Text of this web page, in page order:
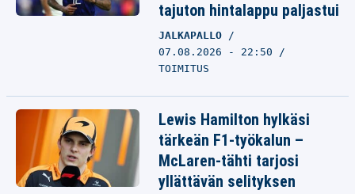
tajuton hintalappu paljastui
JALKAPALLO
07.08.2026 - 22:50
TOIMITUS
Lewis Hamilton hylkäsi
tärkeän F1-työkalun –
McLaren-tähti tarjosi
yllättävän selityksen